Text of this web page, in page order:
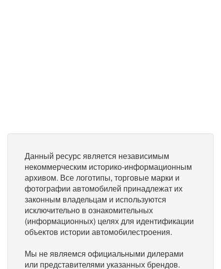
Данный ресурс является независимым
некоммерческим историко-информационным
архивом. Все логотипы, торговые марки и
фотографии автомобилей принадлежат их
законным владельцам и используются
исключительно в ознакомительных
(информационных) целях для идентификации
объектов истории автомобилестроения.
Мы не являемся официальными дилерами
или представителями указанных брендов.